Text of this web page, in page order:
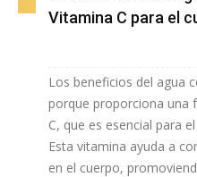
Vitamina C para el
Los beneficios del agua
porque proporciona una
C, que es esencial para
Esta vitamina ayuda a
en el cuerpo,